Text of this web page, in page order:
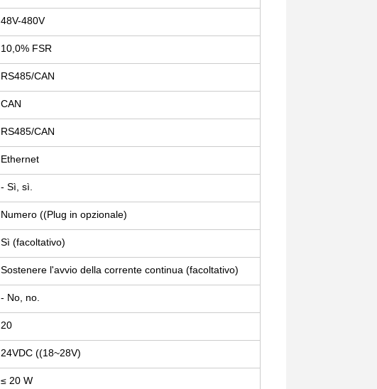
48V-480V
10,0% FSR
RS485/CAN
CAN
RS485/CAN
Ethernet
- Sì, sì.
Numero ((Plug in opzionale)
Sì (facoltativo)
Sostenere l'avvio della corrente continua (facoltativo)
- No, no.
20
24VDC ((18~28V)
≤ 20 W